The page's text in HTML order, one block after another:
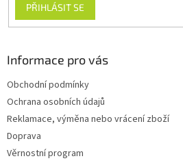
PŘIHLÁSIT SE
Informace pro vás
Obchodní podmínky
Ochrana osobních údajů
Reklamace, výměna nebo vrácení zboží
Doprava
Věrnostní program